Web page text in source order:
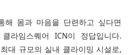
해 몸과 마음을 단련하고 싶다면
라임스퀘어 ICN이 정답입니다.
대 규모의 실내 클라이밍 시설로,